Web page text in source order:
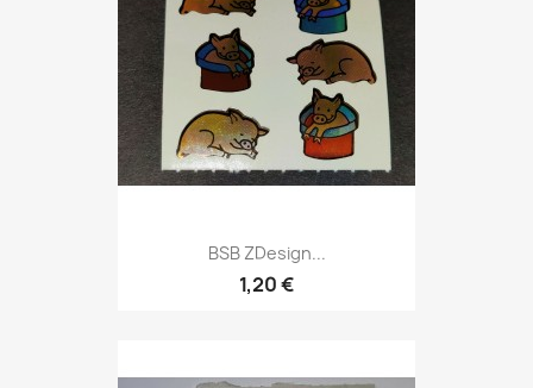
BSB ZDesign...
1,20 €